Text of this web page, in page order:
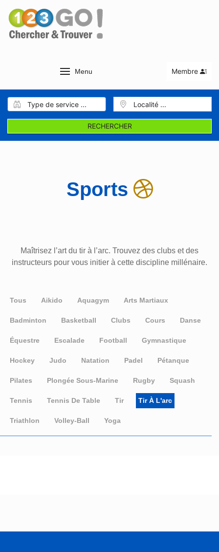
Menu Membre
RECHERCHER
Sports
Maîtrisez l’art du tir à l’arc. Trouvez des clubs et des
instructeurs pour vous initier à cette discipline millénaire.
Tous Aikido Aquagym Arts Martiaux
Badminton Basketball Clubs Cours Danse
Équestre Escalade Football Gymnastique
Hockey Judo Natation Padel Pétanque
Pilates Plongée Sous-Marine Rugby Squash
Tennis Tennis De Table Tir Tir À L'arc
Triathlon Volley-Ball Yoga